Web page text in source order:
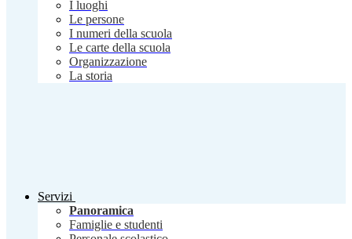
I luoghi
Le persone
I numeri della scuola
Le carte della scuola
Organizzazione
La storia
Servizi
Panoramica
Famiglie e studenti